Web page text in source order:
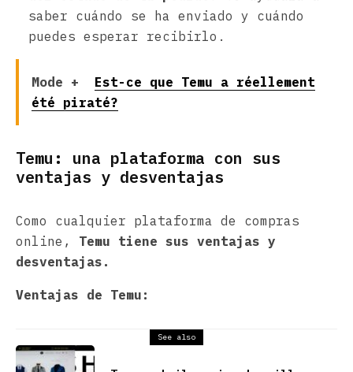
saber cuándo se ha enviado y cuándo
puedes esperar recibirlo.
Mode +
Est-ce que Temu a réellement
été piraté?
Temu: una plataforma con sus
ventajas y desventajas
Como cualquier plataforma de compras
online, Temu tiene sus ventajas y
desventajas.
Ventajas de Temu:
See also